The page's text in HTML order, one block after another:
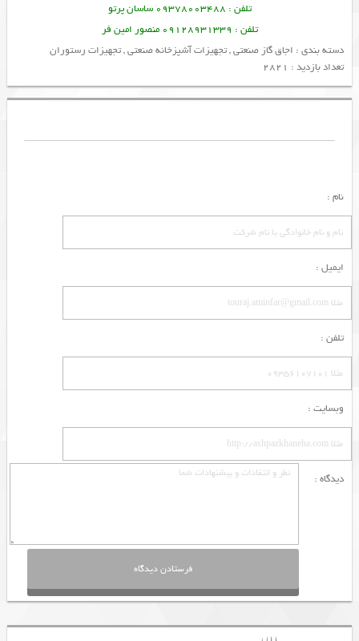
تلفن : 09378003488 ساسان پرتو
تلفن : 09128931339 منصور امین فر
دسته بندی : اجاق گاز صنعتی,تجهیزات آشپزخانه صنعتی,تجهیزات رستوران
تعداد بازدید : 2821
نام :
ایمیل :
تلفن :
وبسایت :
دیدگاه :